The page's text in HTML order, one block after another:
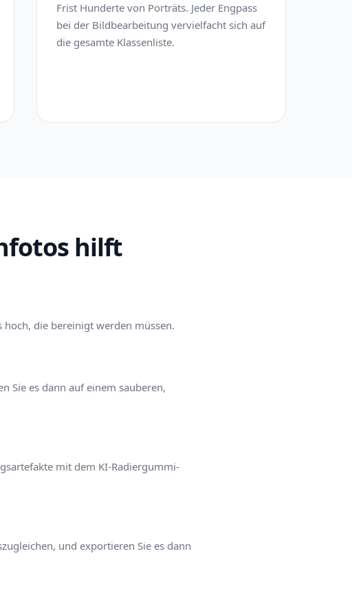
Frist Hunderte von Porträts. Jeder Engpass
bei der Bildbearbeitung vervielfacht sich auf
die gesamte Klassenliste.
hilft
hoch, die bereinigt werden müssen.
Sie es dann auf einem sauberen,
mit dem KI-Radiergummi-
und exportieren Sie es dann